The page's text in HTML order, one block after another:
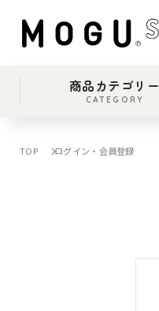
商品カテゴリー
CATEGORY
TOP ログイン・会員登録